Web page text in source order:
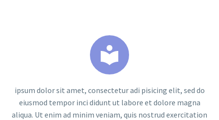


ipsum dolor sit amet, consectetur adi pisicing elit, sed do
eiusmod tempor inci didunt ut labore et dolore magna
aliqua. Ut enim ad minim veniam, quis nostrud exercitation